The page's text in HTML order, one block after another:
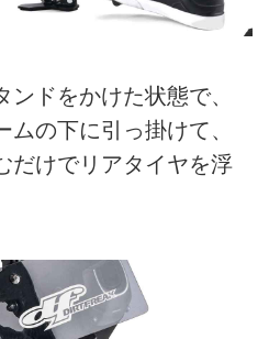
ドをかけた状態で、
の下に引っ掛けて、
だけでリアタイヤを浮